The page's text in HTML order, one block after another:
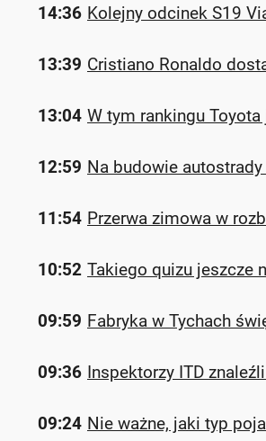
14:36 Kolejny odcinek S19
13:39 Cristiano Ronaldo
13:04 W tym rankingu
12:59 Na budowie
11:54 Przerwa zimowa w
10:52 Takiego quizu jeszcze
09:59 Fabryka w Tychach
09:36 Inspektorzy ITD
09:24 Nie ważne, jaki typ